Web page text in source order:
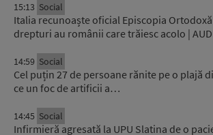
15:13 Social
Italia recunoaște oficial Episcopia Ortodoxă
drepturi au românii care trăiesc acolo |
14:59 Social
Cel puțin 27 de persoane rănite pe o plajă
ce un foc de artificii a…
14:45 Social
Infirmieră agresată la UPU Slatina de o